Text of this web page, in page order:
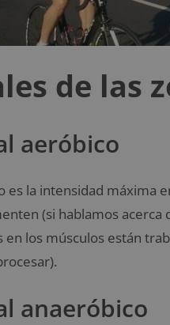
de las
aeróbico
es la intensidad máxima
(si hablamos
en los músculos están
anaeróbico